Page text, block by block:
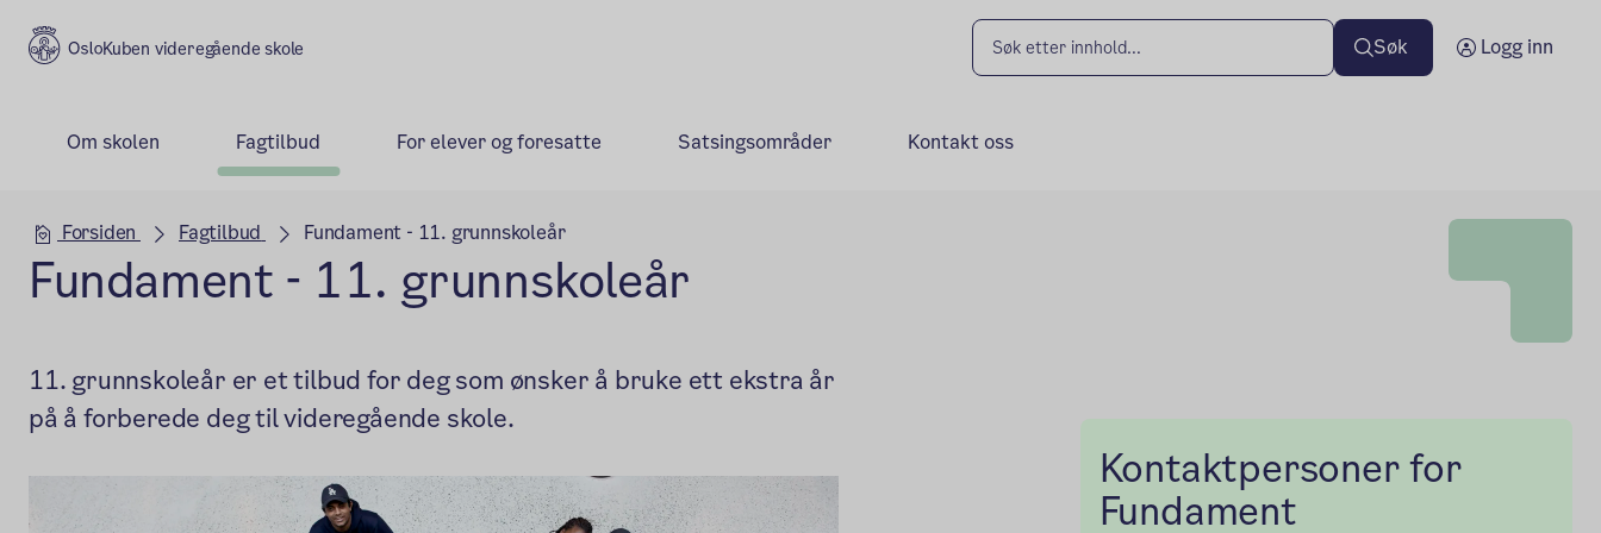
Kuben videregående skole Søk Logg inn
Om skolen Fagtilbud For elever og foresatte Satsingsområder Kontakt oss
Hovedseksjon
Forsiden Fagtilbud Fundament - 11. grunnskoleår
Fundament - 11. grunnskoleår
11. grunnskoleår er et tilbud for deg som ønsker å bruke ett ekstra år
på å forberede deg til videregående skole.
Kontaktpersoner for
Fundament